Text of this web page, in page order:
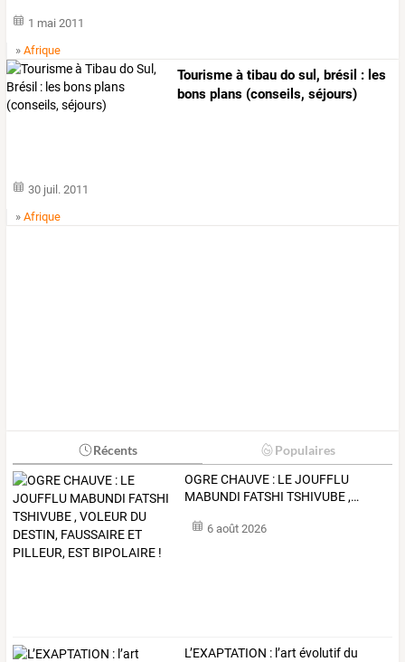
1 mai 2011
»Afrique
Tourisme à tibau do sul, brésil : les
bons plans (conseils, séjours)
30 juil. 2011
»Afrique
Récents Populaires
OGRECHAUVE : LEJOUFFLU
MABUNDI FATSHI TSHIVUBE ,…
6 août 2026
L’EXAPTATION : l’art évolutif du